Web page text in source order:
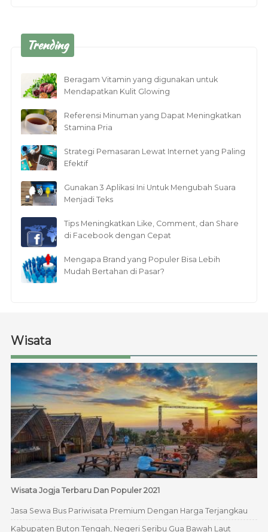
Trending
Beragam Vitamin yang digunakan untuk
Mendapatkan Kulit Glowing
Referensi Minuman yang Dapat Meningkatkan
Stamina Pria
Strategi Pemasaran Lewat Internet yang Paling
Efektif
Gunakan 3 Aplikasi Ini Untuk Mengubah Suara
Menjadi Teks
Tips Meningkatkan Like, Comment, dan Share
di Facebook dengan Cepat
Mengapa Brand yang Populer Bisa Lebih
Mudah Bertahan di Pasar?
Wisata
Wisata Jogja Terbaru Dan Populer 2021
Jasa Sewa Bus Pariwisata Premium Dengan Harga Terjangkau
Kabupaten Buton Tengah, Negeri Seribu Gua Bawah Laut